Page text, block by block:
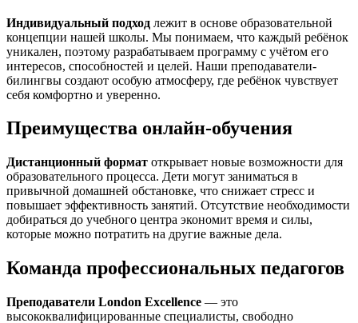
Индивидуальный подход лежит в основе образовательной
концепции нашей школы. Мы понимаем, что каждый ребёнок
уникален, поэтому разрабатываем программу с учётом его
интересов, способностей и целей. Наши преподаватели-
билингвы создают особую атмосферу, где ребёнок чувствует
себя комфортно и уверенно.
Преимущества онлайн-обучения
Дистанционный формат открывает новые возможности для
образовательного процесса. Дети могут заниматься в
привычной домашней обстановке, что снижает стресс и
повышает эффективность занятий. Отсутствие необходимости
добираться до учебного центра экономит время и силы,
которые можно потратить на другие важные дела.
Команда профессиональных педагогов
Преподаватели London Excellence — это
высококвалифицированные специалисты, свободно